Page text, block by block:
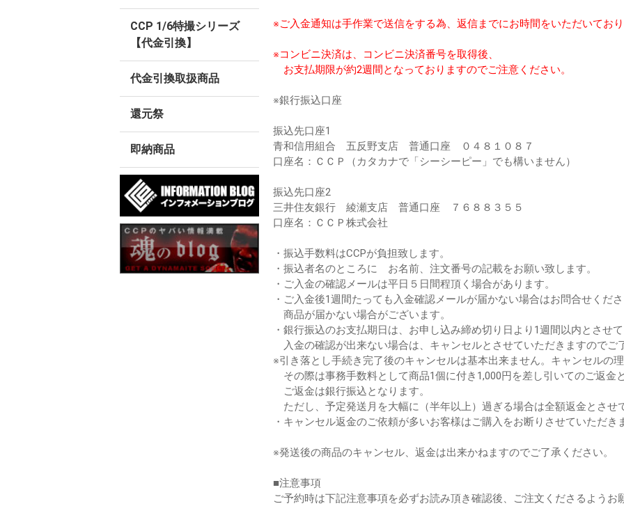
※ご入金通知は手作業で送信をする為、返信までにお時間をいただいてお
※コンビニ決済は、コンビニ決済番号を取得後、
お支払期限が約2週間となっておりますのでご注意ください。
※銀行振込口座
振込先口座1
青和信用組合 五反野支店 普通口座 ０４８１０８７
口座名：ＣＣＰ（カタカナで「シーシーピー」でも構いません）
振込先口座2
三井住友銀行 綾瀬支店 普通口座 ７６８８３５５
口座名：ＣＣＰ株式会社
・振込手数料はCCPが負担致します。
・振込者名のところに お名前、注文番号の記載をお願い致します。
・ご入金の確認メールは平日５日間程頂く場合があります。
・ご入金後1週間たっても入金確認メールが届かない場合はお問合せくだ
商品が届かない場合がございます。
・銀行振込のお支払期日は、お申し込み締め切り日より1週間以内とさせ
入金の確認が出来ない場合は、キャンセルとさせていただきますのでご
※引き落とし手続き完了後のキャンセルは基本出来ません。キャンセルの
その際は事務手数料として商品1個に付き1,000円を差し引いてのご返金
ご返金は銀行振込となります。
ただし、予定発送月を大幅に（半年以上）過ぎる場合は全額返金とさせ
・キャンセル返金のご依頼が多いお客様はご購入をお断りさせていただき
※発送後の商品のキャンセル、返金は出来かねますのでご了承ください。
■注意事項
ご予約時は下記注意事項を必ずお読み頂き確認後、ご注文くださるようお
CCP 1/6特撮シリーズ
【代金引換】
代金引換取扱商品
還元祭
即納商品